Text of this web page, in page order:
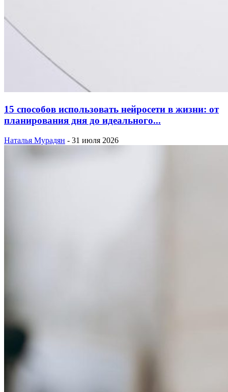
15 способов использовать нейросети в жизни: от
планирования дня до идеального...
Наталья Мурадян - 31 июля 2026